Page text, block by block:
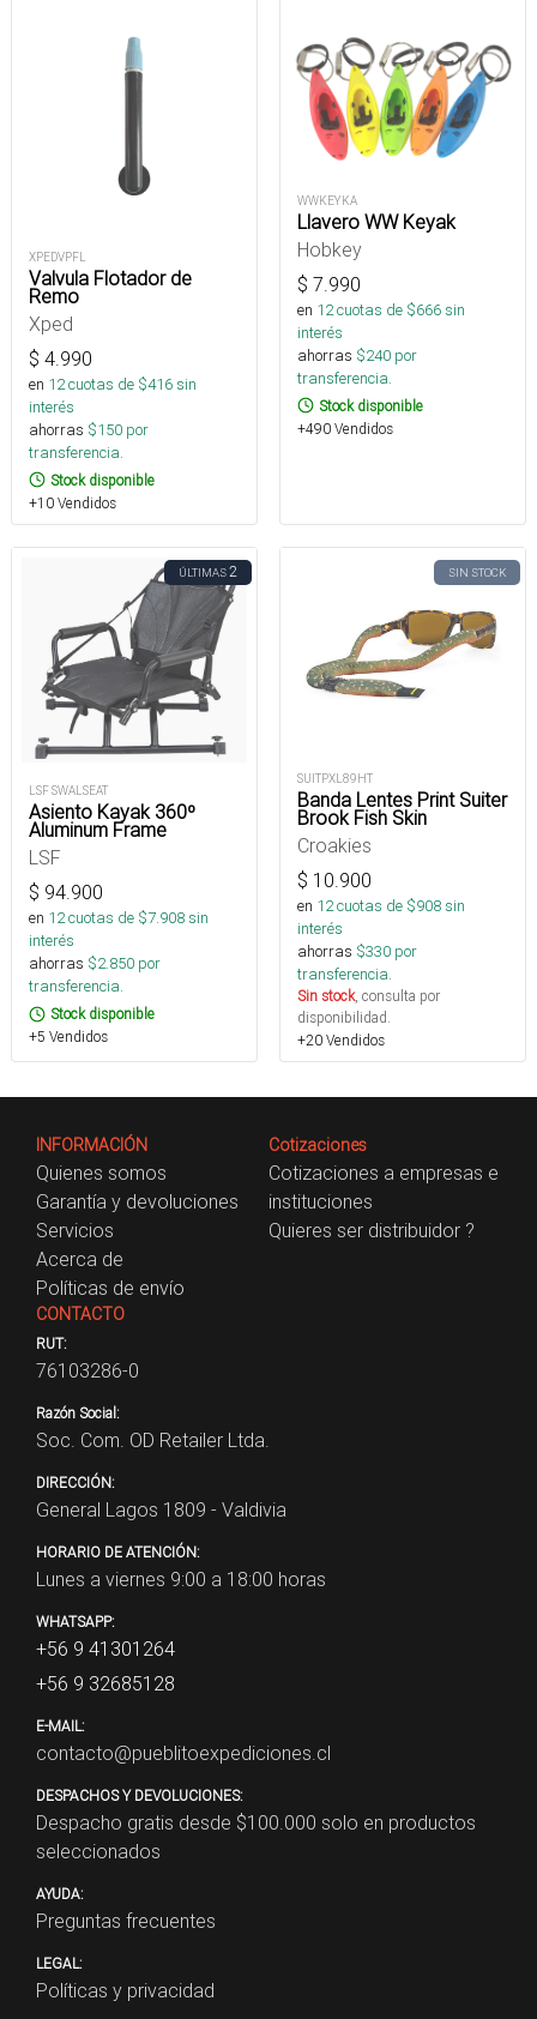
XPEDVPFL
Valvula Flotador de
Remo
Xped
$ 4.990
en 12cuotas de $416sin
interés
ahorras $150 por
transferencia.
Stock disponible
+10 Vendidos
WWKEYKA
Llavero WW Keyak
Hobkey
$ 7.990
en 12cuotas de $666sin
interés
ahorras $240 por
transferencia.
Stock disponible
+490 Vendidos
ÚLTIMAS2
LSF SWALSEAT
Asiento Kayak 360º
Aluminum Frame
LSF
$ 94.900
en 12cuotas de $7.908sin
interés
ahorras $2.850 por
transferencia.
Stock disponible
+5 Vendidos
SIN STOCK
SUITPXL89HT
Banda Lentes Print Suiter
Brook Fish Skin
Croakies
$ 10.900
en 12cuotas de $908sin
interés
ahorras $330 por
transferencia.
Sin stock, consulta por
disponibilidad.
+20 Vendidos
INFORMACIÓN
Quienes somos
Garantía y devoluciones
Servicios
Acerca de
Políticas de envío
Cotizaciones
Cotizaciones a empresas e
instituciones
Quieres ser distribuidor ?
CONTACTO
RUT:
76103286-0
Razón Social:
Soc. Com. OD Retailer Ltda.
DIRECCIÓN:
General Lagos 1809 - Valdivia
HORARIO DE ATENCIÓN:
Lunes a viernes 9:00 a 18:00 horas
WHATSAPP:
+56 9 41301264
+56 9 32685128
E-MAIL:
contacto@pueblitoexpediciones.cl
DESPACHOS Y DEVOLUCIONES:
Despacho gratis desde $100.000 solo en productos
seleccionados
AYUDA:
Preguntas frecuentes
LEGAL:
Políticas y privacidad